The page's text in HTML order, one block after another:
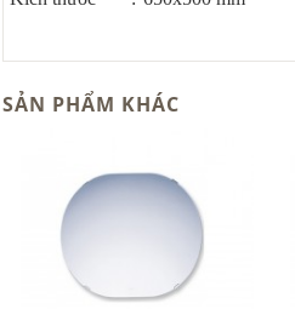
SẢN PHẨM KHÁC